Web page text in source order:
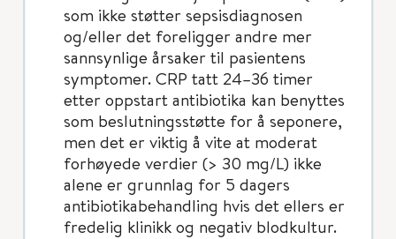
som ikke støtter sepsisdiagnosen
og/eller det foreligger andre mer
sannsynlige årsaker til pasientens
symptomer. CRP tatt 24–36 timer
etter oppstart antibiotika kan benyttes
som beslutningsstøtte for å seponere,
men det er viktig å vite at moderat
forhøyede verdier (> 30 mg/L) ikke
alene er grunnlag for 5 dagers
antibiotikabehandling hvis det ellers er
fredelig klinikk og negativ blodkultur.